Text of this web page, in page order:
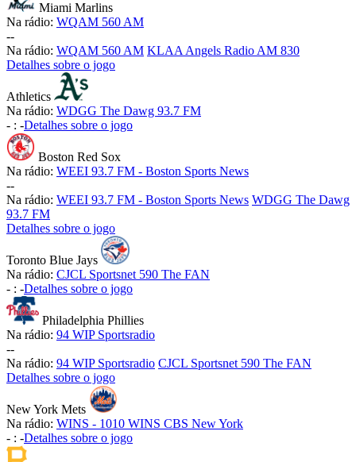
Miami Marlins
Na rádio: WQAM 560 AM
--
Na rádio: WQAM 560 AM KLAA Angels Radio AM 830
Detalhes sobre o jogo
Athletics
Na rádio: WDGG The Dawg 93.7 FM
- : -Detalhes sobre o jogo
Boston Red Sox
Na rádio: WEEI 93.7 FM - Boston Sports News
--
Na rádio: WEEI 93.7 FM - Boston Sports News WDGG The Dawg
93.7 FM
Detalhes sobre o jogo
Toronto Blue Jays
Na rádio: CJCL Sportsnet 590 The FAN
- : -Detalhes sobre o jogo
Philadelphia Phillies
Na rádio: 94 WIP Sportsradio
--
Na rádio: 94 WIP Sportsradio CJCL Sportsnet 590 The FAN
Detalhes sobre o jogo
New York Mets
Na rádio: WINS - 1010 WINS CBS New York
- : -Detalhes sobre o jogo